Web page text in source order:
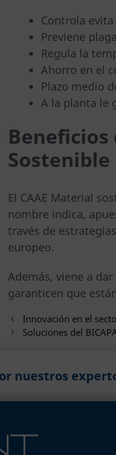
Controla
Previene
Regula la
Ahorro en el
Plazo medio
A la planta le
Beneficios
Sostenible
El CAAE Material
nombre indica,
través de
europeo.
Además, viene a
garanticen que
Innovación en el
Soluciones del
nuestros